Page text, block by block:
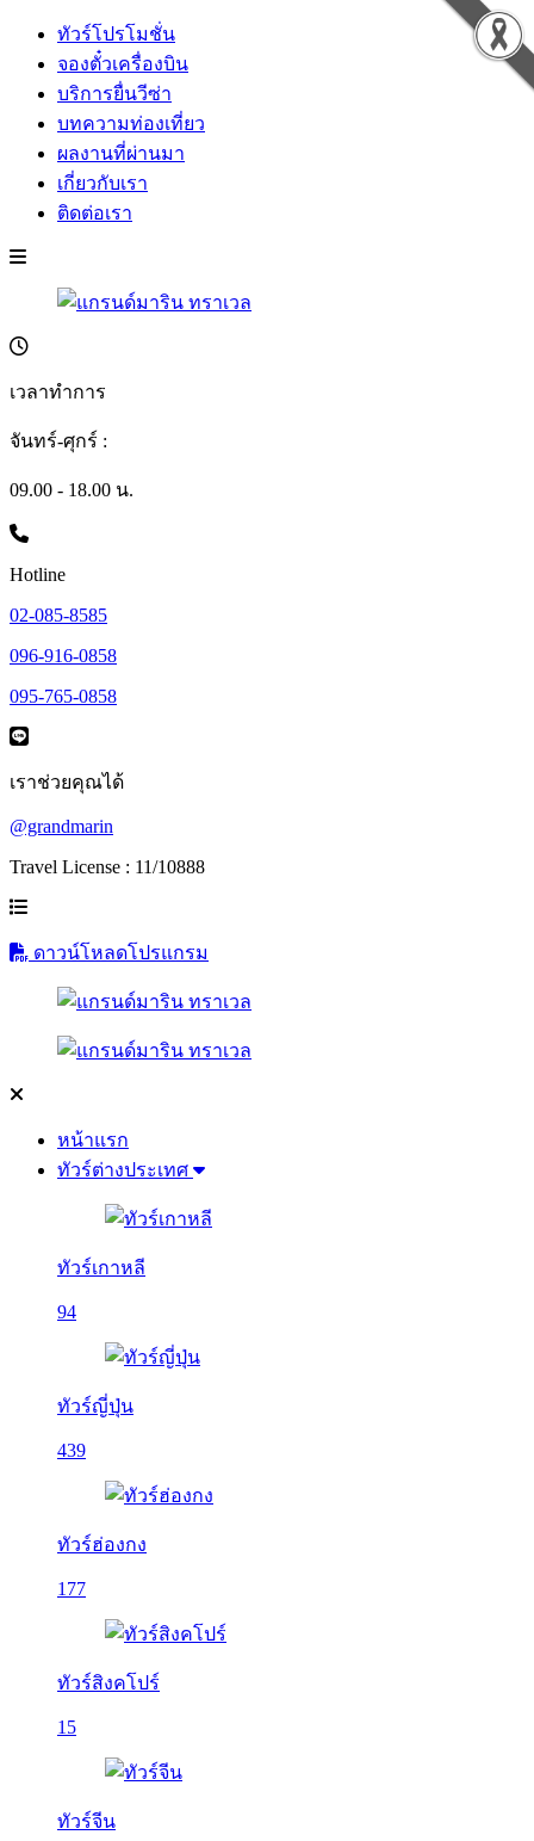
ทัวร์โปรโมชั่น
จองตั๋วเครื่องบิน
บริการยื่นวีซ่า
บทความท่องเที่ยว
ผลงานที่ผ่านมา
เกี่ยวกับเรา
ติดต่อเรา
เวลาทำการ
จันทร์-ศุกร์ :
09.00 - 18.00 น.
Hotline
02-085-8585
096-916-0858
095-765-0858
เราช่วยคุณได้
@grandmarin
Travel License : 11/10888
ดาวน์โหลดโปรแกรม
หน้าแรก
ทัวร์ต่างประเทศ
ทัวร์เกาหลี
94
ทัวร์ญี่ปุ่น
439
ทัวร์ฮ่องกง
177
ทัวร์สิงคโปร์
15
ทัวร์จีน